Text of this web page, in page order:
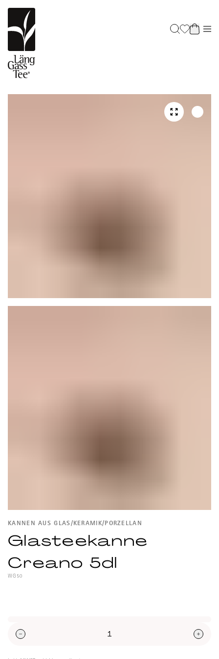
KANNEN AUS GLAS/KERAMIK/PORZELLAN
Glasteekanne
Creano 5dl
WG50